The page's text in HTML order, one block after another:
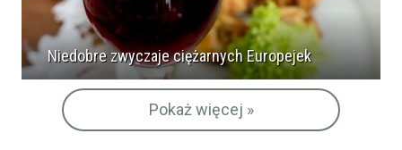
Niedobre zwyczaje ciężarnych Europejek
Pokaż więcej »